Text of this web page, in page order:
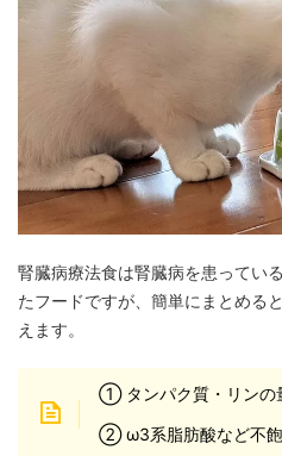
腎臓病療法食は腎臓病を患ってい
たフードですが、簡単にまとめる
えます。
① タンパク質・リンの
② ω3系脂肪酸など不飽